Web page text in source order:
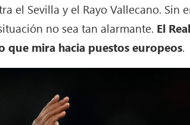
el Sevilla y el Rayo Vallecano.
no sea tan alarmante. El
que mira hacia puestos europeos.